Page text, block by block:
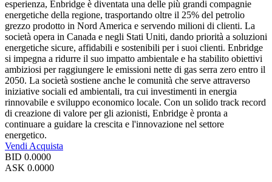
esperienza, Enbridge è diventata una delle più grandi compagnie
energetiche della regione, trasportando oltre il 25% del petrolio
grezzo prodotto in Nord America e servendo milioni di clienti. La
società opera in Canada e negli Stati Uniti, dando priorità a soluzioni
energetiche sicure, affidabili e sostenibili per i suoi clienti. Enbridge
si impegna a ridurre il suo impatto ambientale e ha stabilito obiettivi
ambiziosi per raggiungere le emissioni nette di gas serra zero entro il
2050. La società sostiene anche le comunità che serve attraverso
iniziative sociali ed ambientali, tra cui investimenti in energia
rinnovabile e sviluppo economico locale. Con un solido track record
di creazione di valore per gli azionisti, Enbridge è pronta a
continuare a guidare la crescita e l'innovazione nel settore
energetico.
Vendi Acquista
BID 0.0000
ASK 0.0000